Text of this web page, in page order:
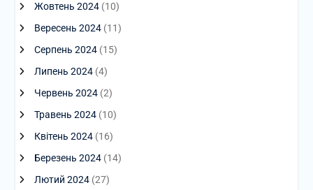
Жовтень 2024(10)
Вересень 2024(11)
Серпень 2024(15)
Липень 2024(4)
Червень 2024(2)
Травень 2024(10)
Квітень 2024(16)
Березень 2024(14)
Лютий 2024(27)